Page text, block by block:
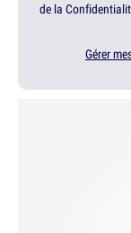
de la
Gérer